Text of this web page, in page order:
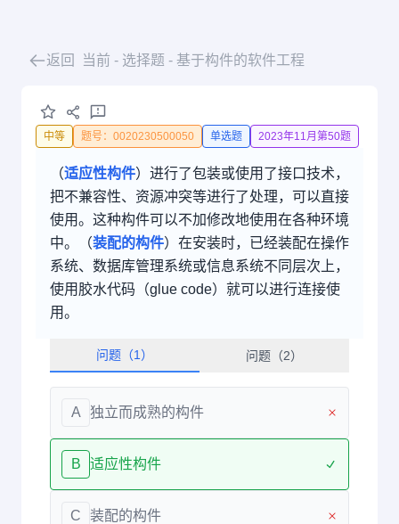
返回 当前 - 选择题 - 基于构件的软件工程
中等 题号：0020230500050 单选题 2023年11月第50题
（适应性构件）进行了包装或使用了接口技术，
把不兼容性、资源冲突等进行了处理，可以直接
使用。这种构件可以不加修改地使用在各种环境
中。（装配的构件）在安装时，已经装配在操作
系统、数据库管理系统或信息系统不同层次上，
使用胶水代码（glue code）就可以进行连接使
用。
问题（1 ） 问题（2）
A 独立而成熟的构件
B 适应性构件
C 装配的构件